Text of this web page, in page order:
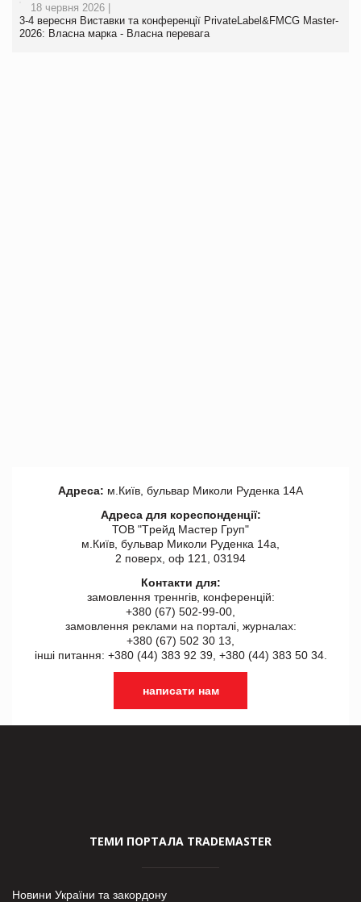
18 червня 2026 |
3-4 вересня Виставки та конференції PrivateLabel&FMCG Master-
2026: Власна марка - Власна перевага
Адреса: м.Київ, бульвар Миколи Руденка 14А
Адреса для кореспонденції:
ТОВ "Tрейд Мастер Груп"
м.Київ, бульвар Миколи Руденка 14а,
2 поверх, оф 121, 03194
Контакти для:
замовлення треннгів, конференцій:
+380 (67) 502-99-00,
замовлення реклами на порталі, журналах:
+380 (67) 502 30 13,
інші питання: +380 (44) 383 92 39, +380 (44) 383 50 34.
написати нам
ТЕМИ ПОРТАЛА TRADEMASTER
Новини України та закордону